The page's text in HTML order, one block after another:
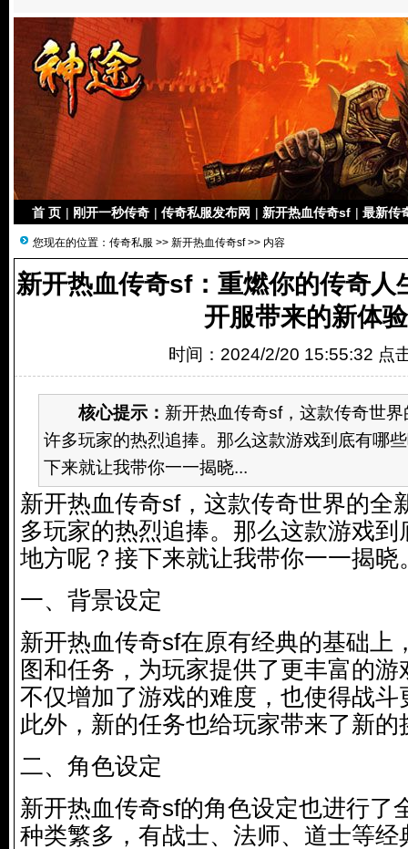
首 页 | 刚开一秒传奇 | 传奇私服发布网 | 新开热血传奇sf | 最新传
您现在的位置： 传奇私服 >> 新开热血传奇sf>> 内容
新开热血传奇sf：重燃你的传奇人
开服带来的新体验
时间：2024/2/20 15:55:32 点
核心提示： 新开热血传奇sf，这款传奇世
许多玩家的热烈追捧。那么这款游戏到底有哪
下来就让我带你一一揭晓...
新开热血传奇sf，这款传奇世界的全
多玩家的热烈追捧。那么这款游戏
地方呢？接下来就让我带你一一揭晓
一、背景设定
新开热血传奇sf在原有经典的基础上
图和任务，为玩家提供了更丰富的
不仅增加了游戏的难度，也使得战斗
此外，新的任务也给玩家带来了新的
二、角色设定
新开热血传奇sf的角色设定也进行了
种类繁多，有战士、法师、道士等经